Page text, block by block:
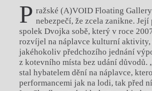
P ražské (A)VOID Floating
nebezpečí, že zcela zanikne.
spolek Dvojka sobě, který v roce
rozvíjel na náplavce kulturní aktivity,
jakéhokoliv předchozího jednání
z kotevního místa bez udání důvodů.
stal hybatelem dění na náplavce,
performancemi jak na lodi, tak před